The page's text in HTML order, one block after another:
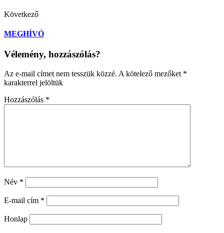
Következő
MEGHÍVÓ
Vélemény, hozzászólás?
Az e-mail címet nem tesszük közzé. A kötelező mezőket *
karakterrel jelöltük
Hozzászólás *
Név *
E-mail cím *
Honlap